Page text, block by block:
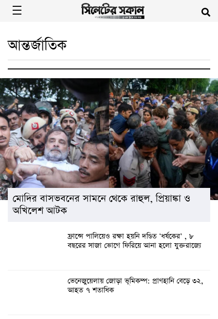
আন্তর্জাতিক
মোদির বাসভবনের সামনে থেকে রাহুল, প্রিয়াঙ্কা ও
অখিলেশ আটক
ফ্রান্সে পালিয়েও রক্ষা হয়নি দণ্ডিত ‘ধর্ষকের’ , ৮
বছরের সাজা ভোগে ফিরিয়ে আনা হলো যুক্তরাজ্যে
ভেনেজুয়েলায় জোড়া ভূমিকম্প: প্রাণহানি বেড়ে ৩২,
আহত ৭ শতাধিক